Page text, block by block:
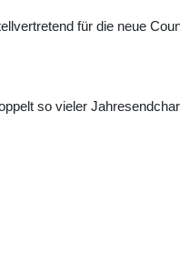
für die neue
so vieler